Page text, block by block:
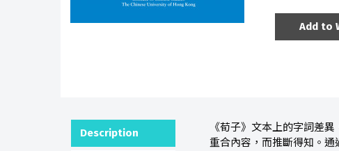
Add to
Description
《荀子》文本上的字詞差
重合內容，而推斷得知。